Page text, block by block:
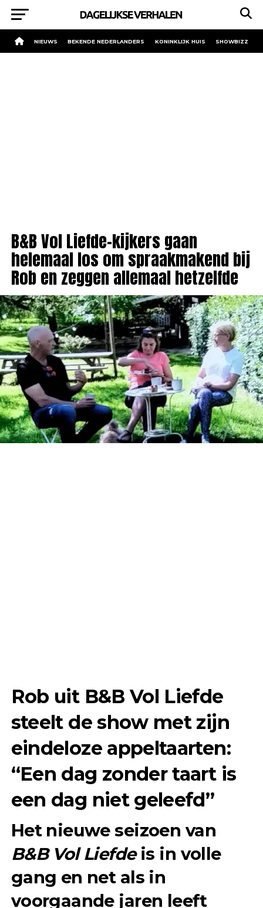
NIEUWS BEKENDE NEDERLANDERS KONINKLIJK HUIS SHOWBIZZ
B&B Vol Liefde-kijkers gaan
helemaal los om spraakmakend bij
Rob en zeggen allemaal hetzelfde
Rob uit B&B Vol Liefde
steelt de show met zijn
eindeloze appeltaarten:
“Een dag zonder taart is
een dag niet geleefd”
Het nieuwe seizoen van
B&B Vol Liefdeis in volle
gang en net als in
voorgaande jaren leeft